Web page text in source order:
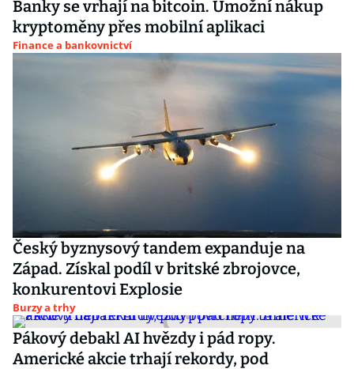
Banky se vrhají na bitcoin. Umožní nákup
kryptoměny přes mobilní aplikaci
Finance a bankovnictví
Český byznysový tandem expanduje na
Západ. Získal podíl v britské zbrojovce,
konkurentovi Explosie
Burzy a trhy
Pákový debakl AI hvězdy i pád ropy.
Americké akcie trhají rekordy, pod